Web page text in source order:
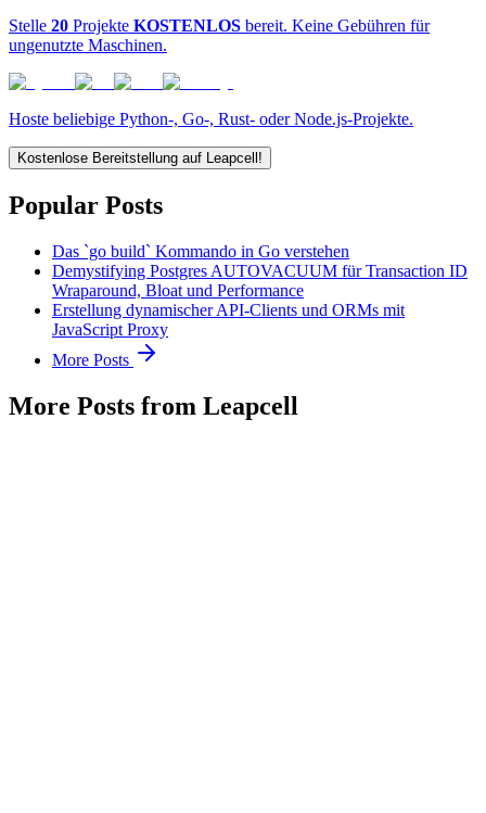
Stelle 20 Projekte KOSTENLOS bereit. Keine Gebühren für
ungenutzte Maschinen.
Hoste beliebige Python-, Go-, Rust- oder Node.js-Projekte.
Kostenlose Bereitstellung auf Leapcell!
Popular Posts
Das `go build` Kommando in Go verstehen
Demystifying Postgres AUTOVACUUM für Transaction ID
Wraparound, Bloat und Performance
Erstellung dynamischer API-Clients und ORMs mit
JavaScript Proxy
More Posts
More Posts from Leapcell